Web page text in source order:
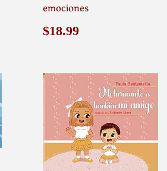
emociones
Precio
$18.99